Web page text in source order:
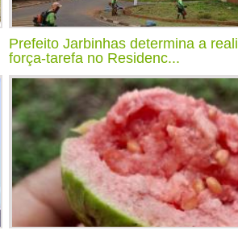
Prefeito Jarbinhas determina a
força-tarefa no Residenc...